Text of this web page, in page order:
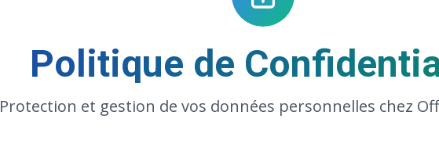
Politique de
Protection et gestion de vos données personnelles chez